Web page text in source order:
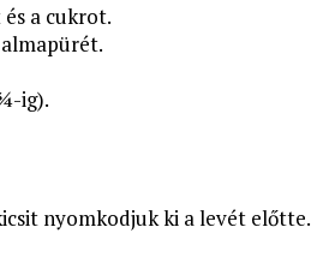
a cukrot.
ig).
nyomkodjuk ki a levét előtte.